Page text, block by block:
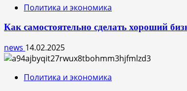
Политика и экономика
Как самостоятельно сделать хороший
news 14.02.2025
Политика и экономика